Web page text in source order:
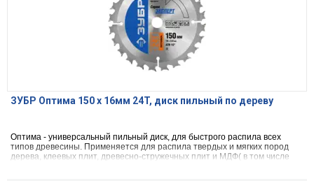
ЗУБР Оптима 150 x 16мм 24T, диск пильный по дереву
Оптима - универсальный пильный диск, для быстрого распила всех
типов древесины. Применяется для распила твердых и мягких пород
дерева, клеевых плит, древесно-стружечных плит и МДФ( в том числе